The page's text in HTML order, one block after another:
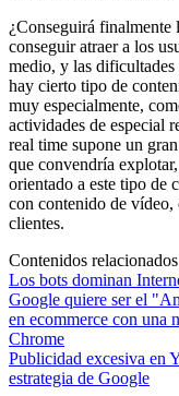
¿Conseguirá finalmente
conseguir atraer a los
medio, y las dificultades
hay cierto tipo de
muy especialmente,
actividades de especial
real time supone un
que convendría
orientado a este tipo de
con contenido de
clientes.
Contenidos relacionados
Los bots dominan
Google quiere ser el
en ecommerce con una
Chrome
Publicidad excesiva en
estrategia de Google